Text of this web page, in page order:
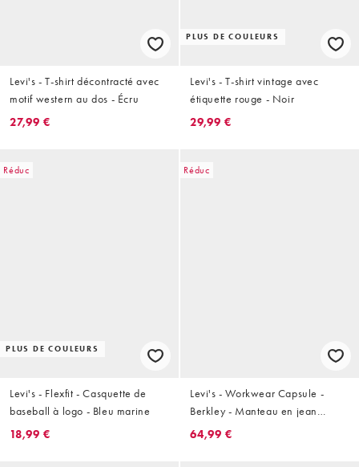
Levi's - T-shirt décontracté avec
motif western au dos - Écru
27,99 €
PLUS DE COULEURS
Levi's - T-shirt vintage avec
étiquette rouge - Noir
29,99 €
Réduc
PLUS DE COULEURS
Levi's - Flexfit - Casquette de
baseball à logo - Bleu marine
18,99 €
Réduc
Levi's - Workwear Capsule -
Berkley - Manteau en jean
unisexe style workwear - Bleu
64,99 €